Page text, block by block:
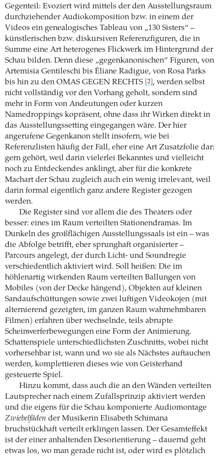
Gegenteil: Evoziert wird mittels der den Ausstellungsraum
durchziehender Audiokomposition bzw. in einem der
Videos ein genealogisches Tableau von „130 Sisters“ –
künstlerischen bzw. diskursiven Referenzfiguren, die in
Summe eine Art heterogenes Flickwerk im Hintergrund der
Schau bilden. Denn diese „gegenkanonischen“ Figuren, von
Artemisia Gentileschi bis Éliane Radigue, von Rosa Parks
bis hin zu den OMAS GEGEN RECHTS
[2] , werden selbst
nicht vollständig vor den Vorhang geholt, sondern sind
mehr in Form von Andeutungen oder kurzen
Namedroppings kopräsent, ohne dass ihr Wirken direkt in
das Ausstellungssetting eingegangen wäre. Der hier
angerufene Gegenkanon stellt insofern, wie bei
Referenzlisten häufig der Fall, eher eine Art Zusatzfolie dar:
gern gehört, weil darin vielerlei Bekanntes und vielleicht
noch zu Entdeckendes anklingt, aber für die konkrete
Machart der Schau zugleich auch ein wenig irrelevant, weil
darin formal eigentlich ganz andere Register gezogen
werden.
Die Register sind vor allem die des Theaters oder
besser: eines im Raum verteilten Stationendramas. Im
Dunkeln des großflächigen Ausstellungssaals ist ein – was
die Abfolge betrifft, eher sprunghaft organisierter –
Parcours angelegt, der durch Licht- und Soundregie
verschiedentlich aktiviert wird. Soll heißen: Die im
höhlenartig wirkenden Raum verteilten Ballungen von
Mobiles (von der Decke hängend), Objekten auf kleinen
Sandaufschüttungen sowie zwei luftigen Videokojen (mit
alternierend gezeigten, im ganzen Raum wahrnehmbaren
Filmen) erfahren über wechselnde, teils abrupte
Scheinwerferbewegungen eine Form der Animierung.
Schattenspiele unterschiedlichsten Zuschnitts, wobei nicht
vorhersehbar ist, wann und wo sie als Nächstes auftauchen
werden, komplettieren dieses wie von Geisterhand
gesteuerte Spiel.
Hinzu kommt, dass auch die an den Wänden verteilten
Lautsprecher nach einem Zufallsprinzip aktiviert werden
und die eigens für die Schau komponierte Audiomontage
Zwiebelfäden der Musikerin Elisabeth Schimana
bruchstückhaft verteilt erklingen lassen. Der Gesamteffekt
ist der einer anhaltenden Desorientierung – dauernd geht
etwas los, wo man gerade nicht ist, oder wird es plötzlich